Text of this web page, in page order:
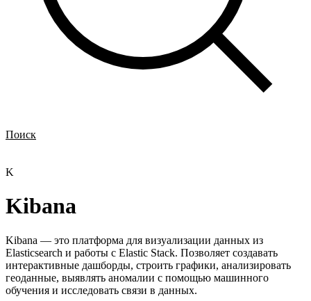
Поиск
K
Kibana
Kibana — это платформа для визуализации данных из
Elasticsearch и работы с Elastic Stack. Позволяет создавать
интерактивные дашборды, строить графики, анализировать
геоданные, выявлять аномалии с помощью машинного
обучения и исследовать связи в данных.